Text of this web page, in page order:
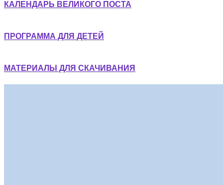
КАЛЕНДАРЬ ВЕЛИКОГО ПОСТА
ПРОГРАММА ДЛЯ ДЕТЕЙ
МАТЕРИАЛЫ ДЛЯ СКАЧИВАНИЯ